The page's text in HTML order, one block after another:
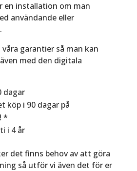
en installation om man
användande eller
garantier så man kan
med den digitala
dagar
köp i 90 dagar på
*
i 4 år
det finns behov av att göra
så utför vi även det för er